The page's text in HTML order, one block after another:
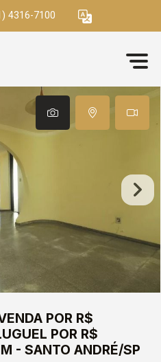
4316-7100
POR R$
POR R$
- SANTO ANDRÉ/SP